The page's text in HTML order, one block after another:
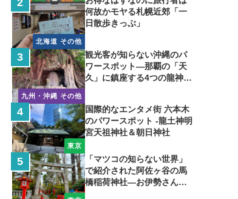
北海道 その他
何故かモヤる札幌近郊「一
日散歩きっぷ」
九州・沖縄 その他
観光客が知らない沖縄のパ
ワースポット―那覇の「天
久」に鎮座する4つの龍神の
東京
国際的なエンタメ街 六本木
のパワースポット -龍土神明
宮天祖神社＆朝日神社
「マツコの知らない世界」
で紹介された阿佐ヶ谷の馬
橋稲荷神社―お伊勢さん＆